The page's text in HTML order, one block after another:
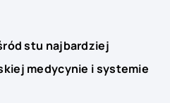
stu najbardziej
medycynie i systemie